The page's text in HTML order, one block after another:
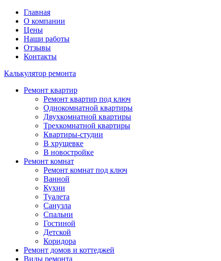
Главная
О компании
Цены
Наши работы
Отзывы
Контакты
Калькулятор ремонта
Ремонт квартир
Ремонт квартир под ключ
Однокомнатной квартиры
Двухкомнатной квартиры
Трехкомнатной квартиры
Квартиры-студии
В хрущевке
В новостройке
Ремонт комнат
Ремонт комнат под ключ
Ванной
Кухни
Туалета
Санузла
Спальни
Гостиной
Детской
Коридора
Ремонт домов и коттеджей
Виды ремонта